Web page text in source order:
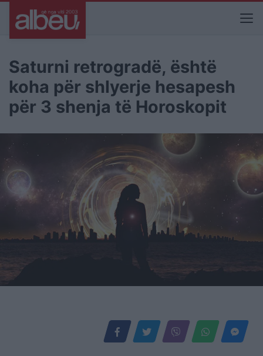
Saturni retrogradë, është
koha për shlyerje hesapesh
për 3 shenja të Horoskopit